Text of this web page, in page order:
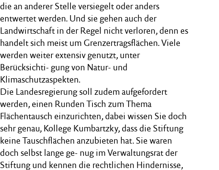
die an anderer Stelle versiegelt oder anders
entwertet werden. Und sie gehen auch der
Landwirtschaft in der Regel nicht verloren, denn es
handelt sich meist um Grenzertragsflächen. Viele
werden weiter extensiv genutzt, unter
Berücksichti- gung von Natur- und
Klimaschutzaspekten.
Die Landesregierung soll zudem aufgefordert
werden, einen Runden Tisch zum Thema
Flächentausch einzurichten, dabei wissen Sie doch
sehr genau, Kollege Kumbartzky, dass die Stiftung
keine Tauschflächen anzubieten hat. Sie waren
doch selbst lange ge- nug im Verwaltungsrat der
Stiftung und kennen die rechtlichen Hindernisse,